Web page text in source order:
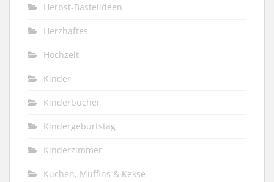
Herbst-Bastelideen
Herzhaftes
Hochzeit
Kinder
Kinderbücher
Kindergeburtstag
Kinderzimmer
Kuchen, Muffins & Kekse